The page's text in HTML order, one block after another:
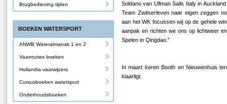
Soldano van Ullman Sails Italy in
Team Zwitserleven naar eigen zeggen
aan het WK focussen wij op de gehele
aanpak en richten we ons op lichtweer
Spelen in Qingdao."
In maart keren Booth en Nieuwenhuis
klaarligt.
Brugbediening tijden
BOEKEN WATERSPORT
ANWB Wateralmanak 1 en 2
Vaarroutes boeken
Hollandia vaarwijzers
Cursusboeken watersport
Onderhoudsboeken